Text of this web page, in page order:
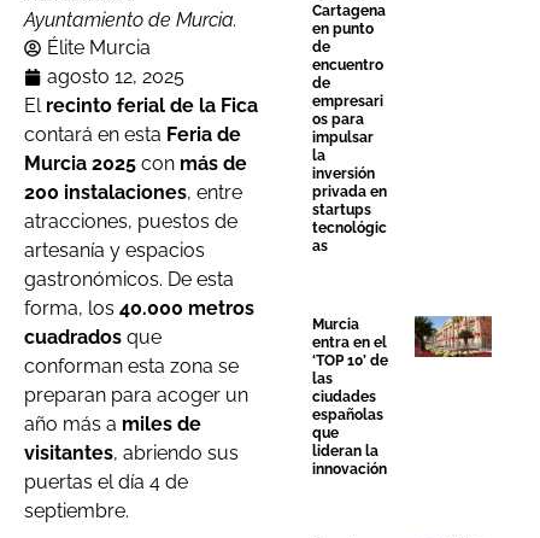
Ayuntamiento de Murcia.
Élite Murcia
agosto 12, 2025
El recinto ferial de la Fica
contará en esta Feria de
Murcia 2025 con más de
200 instalaciones, entre
atracciones, puestos de
artesanía y espacios
gastronómicos. De esta
forma, los 40.000 metros
cuadrados que
conforman esta zona se
preparan para acoger un
año más a miles de
visitantes, abriendo sus
puertas el día 4 de
septiembre.
Cartagena
en punto
de
encuentro
de
empresari
os para
impulsar
la
inversión
privada en
startups
tecnológic
as
Murcia
entra en el
‘TOP 10’ de
las
ciudades
españolas
que
lideran la
innovación